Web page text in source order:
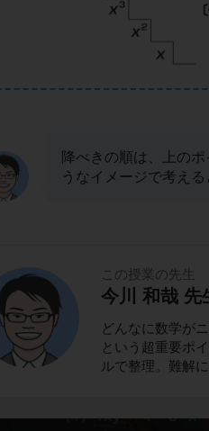
降べきの順は、上の
うなイメージで考える
この授業の先生
今川 和哉 先
どんなに数学が
という超重要ポ
ルで整理。難解